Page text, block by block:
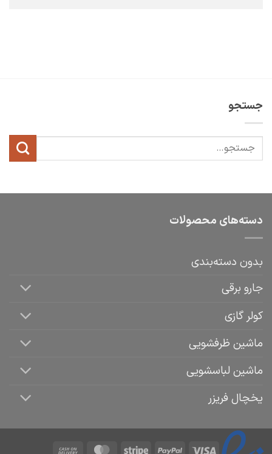
جستجو
دسته‌های محصولات
بدون دسته‌بندی
جارو برقی
کولر گازی
ماشین ظرفشویی
ماشین لباسشویی
یخچال فریزر
Visa
PayPal
Stripe
MasterCard